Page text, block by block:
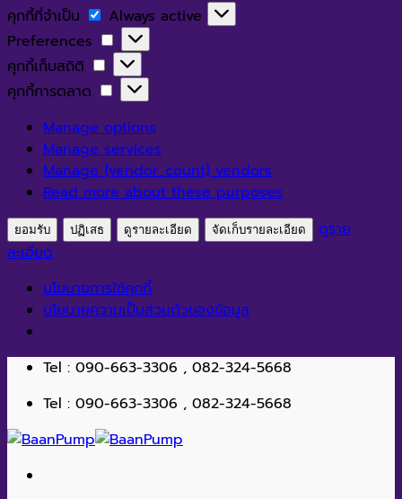
คุกกี้ที่จำเป็น
คุกกี้
ที่
จำเป็น
Always active
Preferences
Preferences
คุกกี้เก็บสถิติ
คุกกี้
เก็บ
สถิติ
คุกกี้การตลาด
คุกกี้
การ
ตลาด
Manage options
Manage services
Manage {vendor_count} vendors
Read more about these purposes
ยอมรับ ปฏิเสธ ดูรายละเอียด จัดเก็บรายละเอียด
ดูราย
ละเอียด
นโยบายการใช้คุกกี้
นโยบายความเป็นส่วนตัวของข้อมูล
ข้าม
เนื้อหา
Tel : 090-663-3306 , 082-324-5668
Tel : 090-663-3306 , 082-324-5668